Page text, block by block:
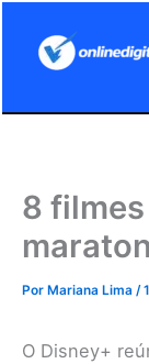
8
Por Mariana Lima /
O Disney+